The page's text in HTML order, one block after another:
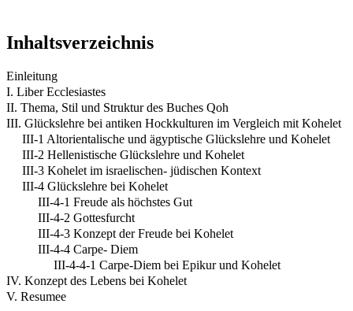
Inhaltsverzeichnis
Einleitung
I. Liber Ecclesiastes
II. Thema, Stil und Struktur des Buches Qoh
III. Glückslehre bei antiken Hockkulturen im Vergleich mit Kohelet
III-1 Altorientalische und ägyptische Glückslehre und Kohelet
III-2 Hellenistische Glückslehre und Kohelet
III-3 Kohelet im israelischen- jüdischen Kontext
III-4 Glückslehre bei Kohelet
III-4-1 Freude als höchstes Gut
III-4-2 Gottesfurcht
III-4-3 Konzept der Freude bei Kohelet
III-4-4 Carpe- Diem
III-4-4-1 Carpe-Diem bei Epikur und Kohelet
IV. Konzept des Lebens bei Kohelet
V. Resumee